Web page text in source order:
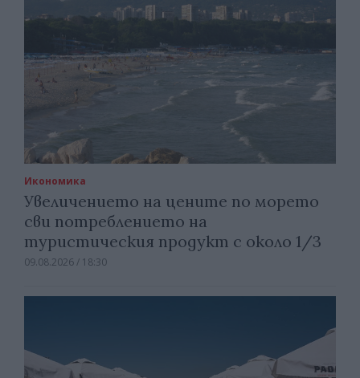
Икономика
Увеличението на цените по морето
сви потреблението на
туристическия продукт с около 1/3
09.08.2026 / 18:30